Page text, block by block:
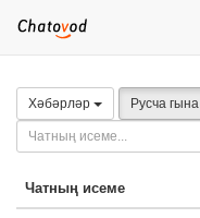
Хәбәрләр Русча гына
Чатның исеме